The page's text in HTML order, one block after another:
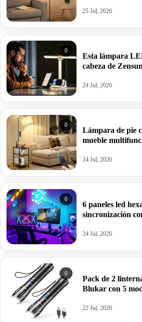
69,99€.
25 Jul, 2026
0
Esta lámpara
cabeza de
por 10,99€ antes
24 Jul, 2026
0
Lámpara de pie
mueble
24 Jul, 2026
0
6 paneles led
sincronización
24 Jul, 2026
0
Pack de 2
Blukar con 5
22 Jul, 2026